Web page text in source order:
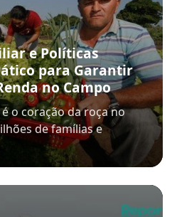
e Políticas
para Garantir
no Campo
o coração da roça no
de famílias e